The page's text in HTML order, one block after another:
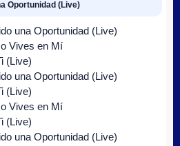
Oportunidad (Live)
una Oportunidad (Live)
Vives en Mí
(Live)
una Oportunidad (Live)
(Live)
Vives en Mí
(Live)
una Oportunidad (Live)